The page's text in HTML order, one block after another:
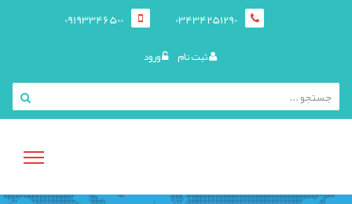
03434251290
09193346500
ثبت نام ورود